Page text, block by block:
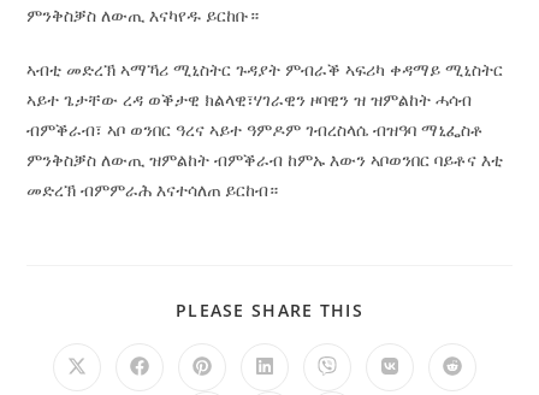
ምንቅስቓስ ለውጢ እናካየዱ ይርከቡ።
ኣብቲ መድረኽ ኣማኻሪ ሚኒስትር ጉዳያት ምብራቕ ኣፍሪካ ቀዳማይ ሚኒስትር
ኣይተ ጌታቸው ረዳ ወቕታዊ ክልላዊ፣ሃገራዊን ዞባዊን ዝ ዝምልከት ሓሳብ
ብምቕራብ፣ ኣቦ ወንበር ዓረና ኣይተ ዓምዶም ገብረስላሴ ብዝዓባ ማኒፌስቶ
ምንቅስቓስ ለውጢ ዝምልከት ብምቕራብ ከምኡ እውን ኣቦወንበር ባይቶና እቲ
መድረኽ ብምምራሕ እናተሳለጠ ይርከብ።
PLEASE SHARE THIS